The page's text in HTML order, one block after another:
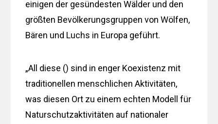
einigen der gesündesten Wälder und den
größten Bevölkerungsgruppen von Wölfen,
Bären und Luchs in Europa geführt.
„All diese () sind in enger Koexistenz mit
traditionellen menschlichen Aktivitäten,
was diesen Ort zu einem echten Modell für
Naturschutzaktivitäten auf nationaler